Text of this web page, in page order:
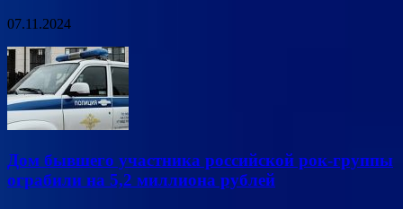
07.11.2024
Дом бывшего участника российской рок-группы
ограбили на 5,2 миллиона рублей